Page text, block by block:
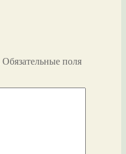
Обязательные поля